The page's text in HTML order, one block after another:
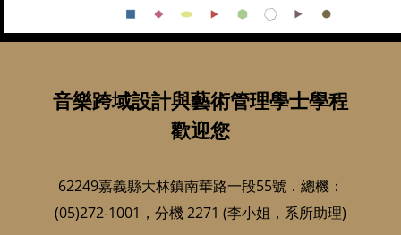
音樂跨域設計與藝術管理學士學程
歡迎您
62249嘉義縣大林鎮南華路一段55號．總機：
(05)272-1001，分機 2271 (李小姐，系所助理)